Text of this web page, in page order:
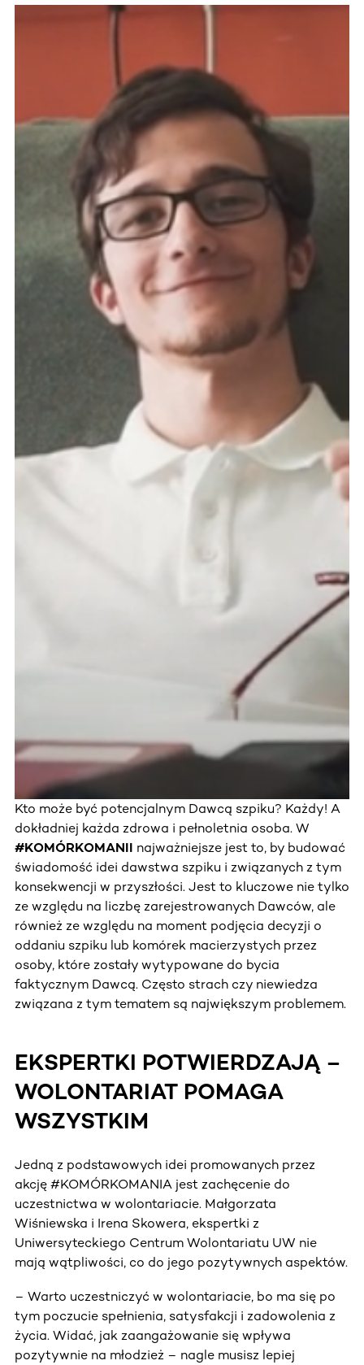
Kto może być potencjalnym Dawcą szpiku? Każdy! A
dokładniej każda zdrowa i pełnoletnia osoba. W
#KOMÓRKOMANII najważniejsze jest to, by budować
świadomość idei dawstwa szpiku i związanych z tym
konsekwencji w przyszłości. Jest to kluczowe nie tylko
ze względu na liczbę zarejestrowanych Dawców, ale
również ze względu na moment podjęcia decyzji o
oddaniu szpiku lub komórek macierzystych przez
osoby, które zostały wytypowane do bycia
faktycznym Dawcą. Często strach czy niewiedza
związana z tym tematem są największym problemem.
EKSPERTKI POTWIERDZAJĄ –
WOLONTARIAT POMAGA
WSZYSTKIM
Jedną z podstawowych idei promowanych przez
akcję #KOMÓRKOMANIA jest zachęcenie do
uczestnictwa w wolontariacie. Małgorzata
Wiśniewska i Irena Skowera, ekspertki z
Uniwersyteckiego Centrum Wolontariatu UW nie
mają wątpliwości, co do jego pozytywnych aspektów.
– Warto uczestniczyć w wolontariacie, bo ma się po
tym poczucie spełnienia, satysfakcji i zadowolenia z
życia. Widać, jak zaangażowanie się wpływa
pozytywnie na młodzież – nagle musisz lepiej